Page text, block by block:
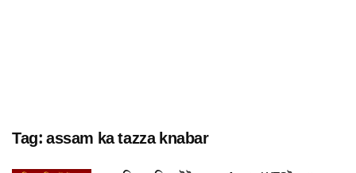
Tag:assam ka tazza knabar